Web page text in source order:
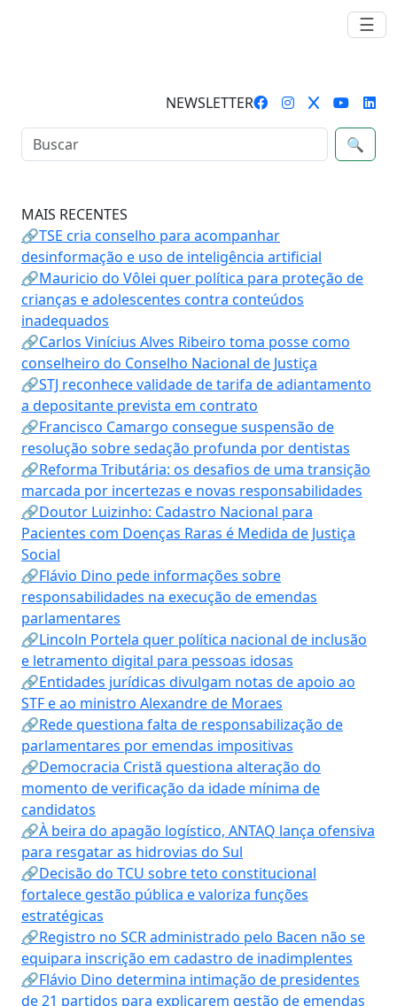
☰
NEWSLETTER
🔍
MAIS RECENTES
🔗TSE cria conselho para acompanhar
desinformação e uso de inteligência artificial
🔗Mauricio do Vôlei quer política para proteção de
crianças e adolescentes contra conteúdos
inadequados
🔗Carlos Vinícius Alves Ribeiro toma posse como
conselheiro do Conselho Nacional de Justiça
🔗STJ reconhece validade de tarifa de adiantamento
a depositante prevista em contrato
🔗Francisco Camargo consegue suspensão de
resolução sobre sedação profunda por dentistas
🔗Reforma Tributária: os desafios de uma transição
marcada por incertezas e novas responsabilidades
🔗Doutor Luizinho: Cadastro Nacional para
Pacientes com Doenças Raras é Medida de Justiça
Social
🔗Flávio Dino pede informações sobre
responsabilidades na execução de emendas
parlamentares
🔗Lincoln Portela quer política nacional de inclusão
e letramento digital para pessoas idosas
🔗Entidades jurídicas divulgam notas de apoio ao
STF e ao ministro Alexandre de Moraes
🔗Rede questiona falta de responsabilização de
parlamentares por emendas impositivas
🔗Democracia Cristã questiona alteração do
momento de verificação da idade mínima de
candidatos
🔗À beira do apagão logístico, ANTAQ lança ofensiva
para resgatar as hidrovias do Sul
🔗Decisão do TCU sobre teto constitucional
fortalece gestão pública e valoriza funções
estratégicas
🔗Registro no SCR administrado pelo Bacen não se
equipara inscrição em cadastro de inadimplentes
🔗Flávio Dino determina intimação de presidentes
de 21 partidos para explicarem gestão de emendas